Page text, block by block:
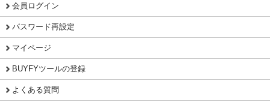
会員ログイン
パスワード再設定
マイページ
BUYFYツールの登録
よくある質問